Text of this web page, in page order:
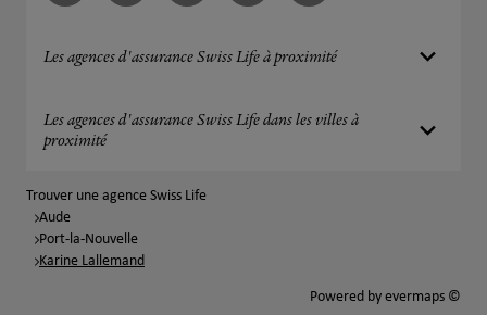
Les agences d'assurance Swiss Life à proximité
Les agences d'assurance Swiss Life dans les villes à
proximité
Trouver une agence Swiss Life
Aude
Port-la-Nouvelle
Karine Lallemand
Powered by evermaps ©